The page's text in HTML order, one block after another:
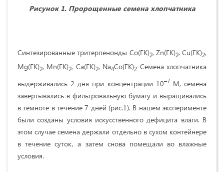
Рисунок 1. Пророщенные семена хлопчатника
Синтезированные тритерпенонды Cо(ГК)2, Zn(ГК)2, Сu(ГК)2,
Mg(ГК)2, Mn(ГК)2, Са(ГК)2, Na4Cо(ГК)2 Семена хлопчатника
выдерживались 2 дня при концентрации 10–7 М, семена
завертывались в фильтровальную бумагу и выращивались
в темноте в течение 7 дней (рис.1). В нашем эксперименте
были созданы условия искусственного дефицита влаги. В
этом случае семена держали отдельно в сухом контейнере
в течение суток, а затем снова помещали во влажные
условия.